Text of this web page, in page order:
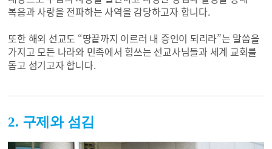
복음과 사랑을 전파하는 사역을 감당하고자 합니다.
또한 해외 선교도 “땅끝까지 이르러 내 증인이 되리라”는 말씀을
가지고 모든 나라와 민족에서 힘쓰는 선교사님들과 세계 교회를
돕고 섬기고자 합니다.
2. 구제와 섬김